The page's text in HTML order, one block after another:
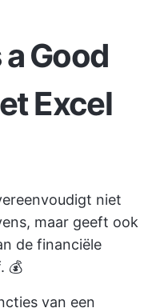
Good
Excel
niet
maar geeft ook
de financiële
💰
van een